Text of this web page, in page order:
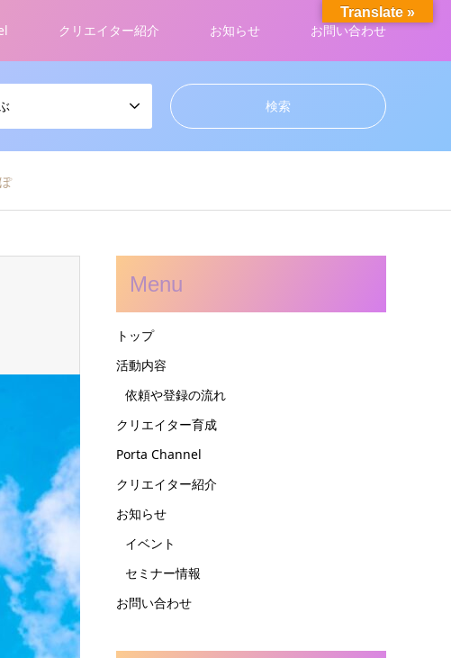
クリエイター紹介 お知らせ お問い合わせ
Menu
トップ
活動内容
依頼や登録の流れ
クリエイター育成
Porta Channel
クリエイター紹介
お知らせ
イベント
セミナー情報
お問い合わせ
Translate »